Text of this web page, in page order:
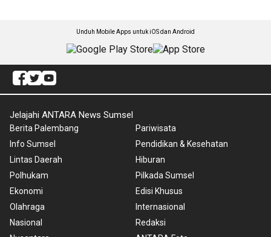
Unduh Mobile Apps untuk iOS dan Android
Jelajahi ANTARA News Sumsel
Berita Palembang
Info Sumsel
Lintas Daerah
Polhukam
Ekonomi
Olahraga
Nasional
Pariwisata
Pendidikan & Kesehatan
Hiburan
Pilkada Sumsel
Edisi Khusus
Internasional
Redaksi